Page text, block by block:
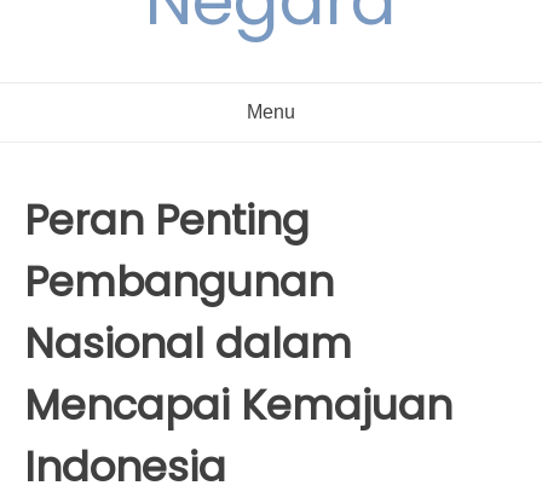
Menu
Peran Penting
Pembangunan
Nasional dalam
Mencapai Kemajuan
Indonesia